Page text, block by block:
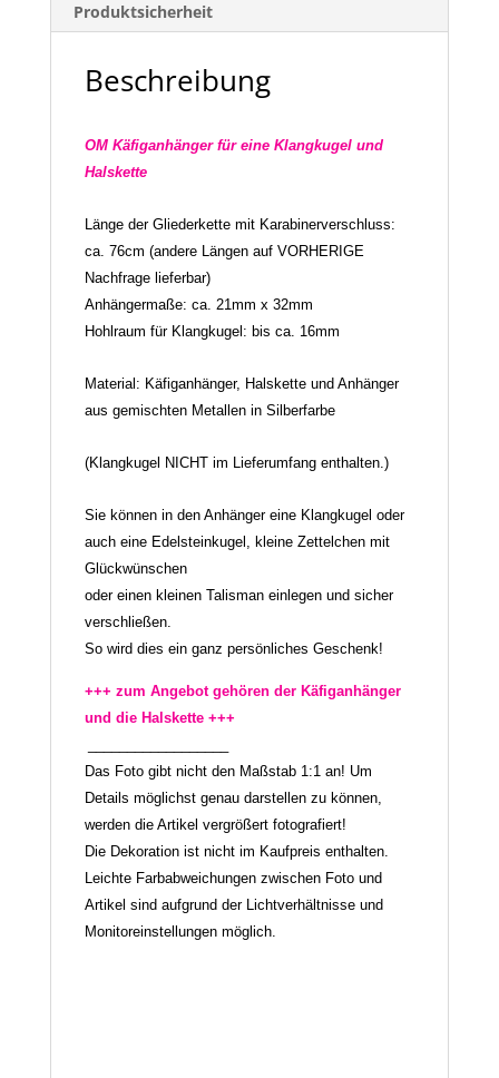
Produktsicherheit
Beschreibung
OM Käfiganhänger für eine Klangkugel und
Halskette
Länge der Gliederkette mit Karabinerverschluss:
ca. 76cm (andere Längen auf VORHERIGE
Nachfrage lieferbar)
Anhängermaße: ca. 21mm x 32mm
Hohlraum für Klangkugel: bis ca. 16mm
Material: Käfiganhänger, Halskette und Anhänger
aus gemischten Metallen in Silberfarbe
(Klangkugel NICHT im Lieferumfang enthalten.)
Sie können in den Anhänger eine Klangkugel oder
auch eine Edelsteinkugel, kleine Zettelchen mit
Glückwünschen
oder einen kleinen Talisman einlegen und sicher
verschließen.
So wird dies ein ganz persönliches Geschenk!
+++ zum Angebot gehören der Käfiganhänger
und die Halskette +++
Das Foto gibt nicht den Maßstab 1:1 an! Um
Details möglichst genau darstellen zu können,
werden die Artikel vergrößert fotografiert!
Die Dekoration ist nicht im Kaufpreis enthalten.
Leichte Farbabweichungen zwischen Foto und
Artikel sind aufgrund der Lichtverhältnisse und
Monitoreinstellungen möglich.